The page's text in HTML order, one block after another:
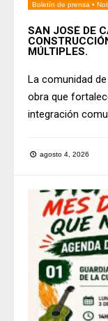
Boletín de prensa •
SAN JOSÉ DE
MÚLTIPLES.
La comunidad
obra que
integración
agosto 4, 2026